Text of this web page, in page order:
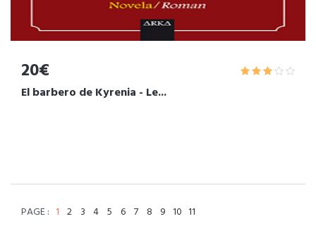
20€
El barbero de Kyrenia - Le...
PAGE : 1 2 3 4 5 6 7 8 9 10 11